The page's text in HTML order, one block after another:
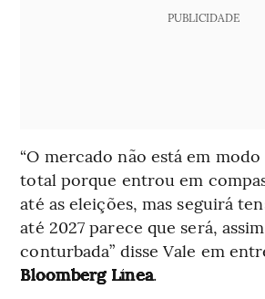
PUBLICIDADE
“O mercado não está em
total porque entrou em
até as eleições, mas seguirá
até 2027 parece que será,
conturbada” disse Vale em
Bloomberg Línea.